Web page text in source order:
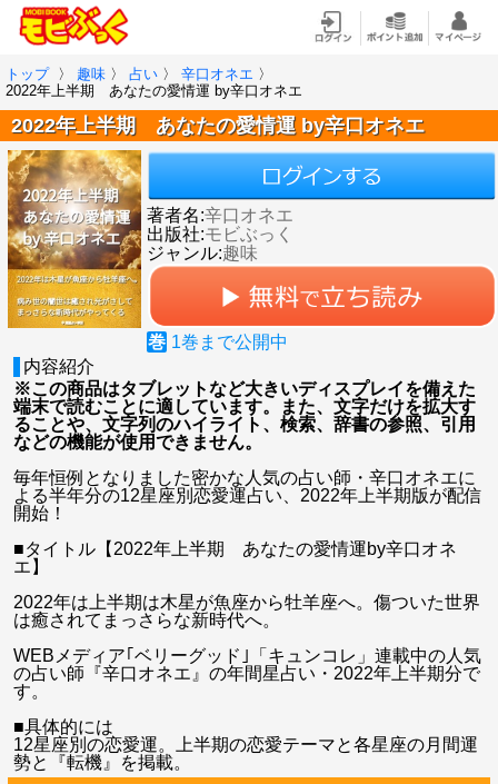
トップ 〉 趣味 〉 占い 〉 辛口オネエ 〉
2022年上半期 あなたの愛情運 by辛口オネエ
2022年上半期 あなたの愛情運 by辛口オネエ
著者名:辛口オネエ
出版社:モビぶっく
ジャンル:趣味
巻 1巻まで公開中
内容紹介
※この商品はタブレットなど大きいディスプレイを備えた
端末で読むことに適しています。また、文字だけを拡大す
ることや、文字列のハイライト、検索、辞書の参照、引用
などの機能が使用できません。
毎年恒例となりました密かな人気の占い師・辛口オネエに
よる半年分の12星座別恋愛運占い、2022年上半期版が配信
開始！
■タイトル【2022年上半期 あなたの愛情運by辛口オネ
エ】
2022年は上半期は木星が魚座から牡羊座へ。傷ついた世界
は癒されてまっさらな新時代へ。
WEBメディア｢ベリーグッド｣「キュンコレ」連載中の人気
の占い師『辛口オネエ』の年間星占い・2022年上半期分で
す。
■具体的には
12星座別の恋愛運。上半期の恋愛テーマと各星座の月間運
勢と『転機』を掲載。